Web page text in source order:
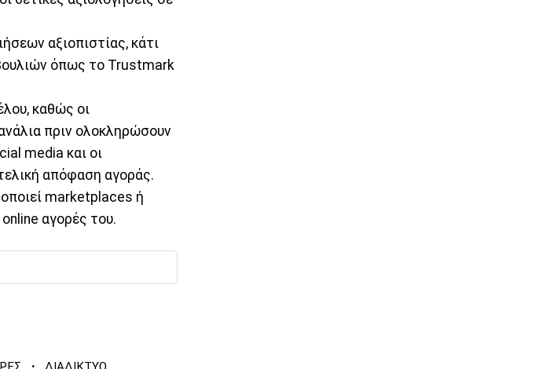
αξιοπιστίας, κάτι
όπως το Trustmark
καθώς οι
πριν ολοκληρώσουν
media και οι
απόφαση αγοράς.
marketplaces ή
αγορές του.